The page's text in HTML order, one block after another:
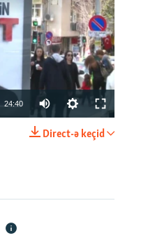
available
24:40
Direct-ə keçid